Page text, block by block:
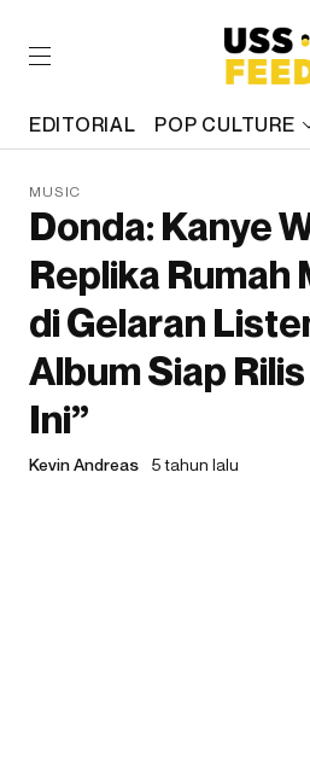
EDITORIAL POP CULTURE
MUSIC
Donda: Kanye
Replika Rumah
di Gelaran
Album Siap
Ini”
Kevin Andreas 5 tahun lalu